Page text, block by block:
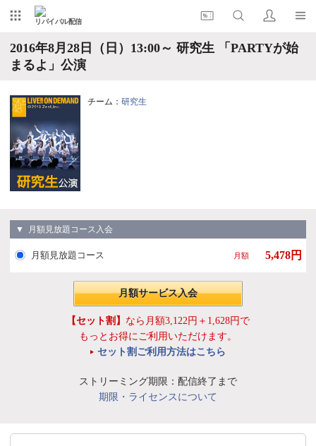
リバイバル配信
2016年8月28日（日）13:00～ 研究生 「PARTYが始
まるよ」公演
チーム： 研究生
▼ 月額見放題コース入会
月額見放題コース 月額 5,478円
月額サービス入会
【セット割】 なら月額3,122円＋1,628円で
もっとお得にご利用いただけます。
セット割ご利用方法はこちら
ストリーミング期限：配信終了まで
期限・ライセンスについて